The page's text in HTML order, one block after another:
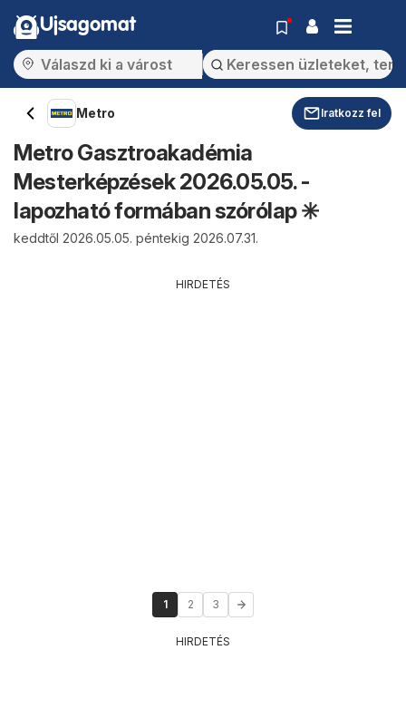
Ujsagomat
Metro Iratkozz fel
Metro Gasztroakadémia
Mesterképzések 2026.05.05. -
lapozható formában szórólap ✳️
keddtől 2026.05.05. péntekig 2026.07.31.
HIRDETÉS
1 2 3
HIRDETÉS